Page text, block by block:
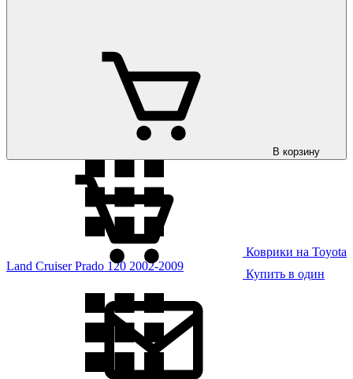
Коврики на Toyota
Land Cruiser Prado 120 2002-2009
В корзину
Купить в один